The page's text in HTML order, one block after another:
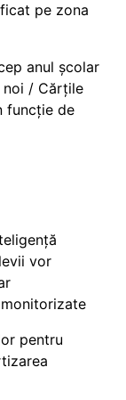
pe zona
anul școlar
noi / Cărțile
funcție de
vor
pentru